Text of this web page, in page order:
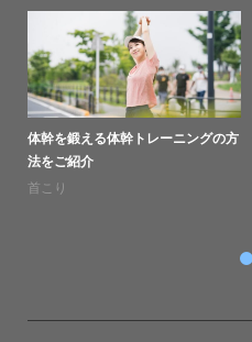
体幹を鍛える体幹トレーニングの方
法をご紹介
首こり